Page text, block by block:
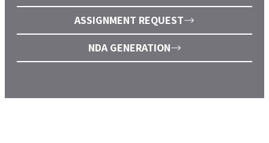
ASSIGNMENT REQUEST
NDA GENERATION